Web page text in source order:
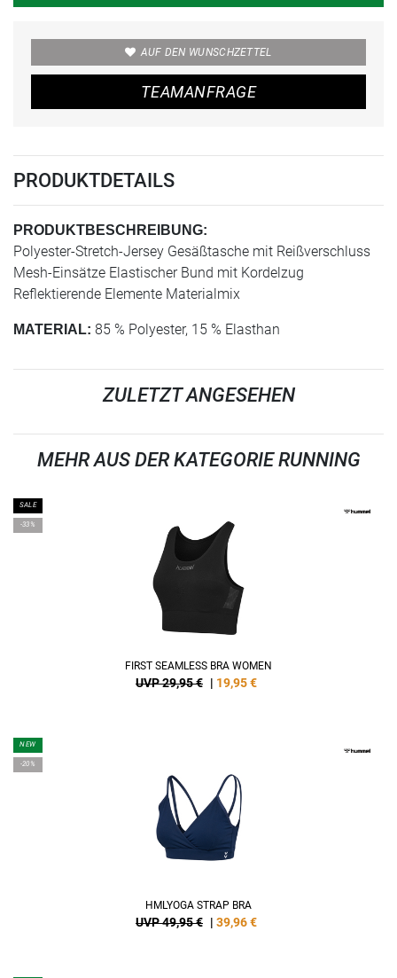
AUF DEN WUNSCHZETTEL
TEAMANFRAGE
PRODUKTDETAILS
PRODUKTBESCHREIBUNG:
Polyester-Stretch-Jersey Gesäßtasche mit Reißverschluss
Mesh-Einsätze Elastischer Bund mit Kordelzug
Reflektierende Elemente Materialmix
MATERIAL: 85 % Polyester, 15 % Elasthan
ZULETZT ANGESEHEN
MEHR AUS DER KATEGORIE RUNNING
SALE
-33%
FIRST SEAMLESS BRA WOMEN
UVP 29,95 € | 19,95€
NEW
-20%
HMLYOGA STRAP BRA
UVP 49,95 € | 39,96€